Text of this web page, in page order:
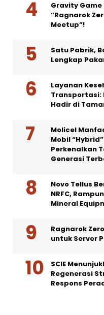
Gravity Game
“Ragnarok
Meetup”!
Satu Pabrik,
Lengkap
Layanan
Transportasi:
Hadir di
Molicel
Mobil
Perkenalkan
Generasi
Novo Tellus
NRFC,
Mineral
Ragnarok
untuk Server
SCIE
Regenerasi
Respons